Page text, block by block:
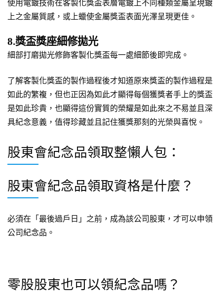
使用電鍍技術在客製化獎盃表層電鍍上不同種類金屬呈現鍍
上之金屬質感，或上蠟使金屬獎盃表面光澤呈現更佳。
8.獎盃獎座細修拋光
細部打磨拋光修飾客製化獎盃每一處細節後即完成。
了解客製化獎盃的製作過程後才知道原來獎盃的製作過程是
如此的繁複，但也正因為如此才顯得每個獲獎者手上的獎盃
是如此珍貴，也顯得這份實質的榮耀是如此來之不易並且深
具紀念意義，值得珍藏並且記住獲獎那刻的光榮與喜悅。
股東會紀念品領取整懶人包：
股東會紀念品領取資格是什麼？
必須在「最後過戶日」之前，成為該公司股東，才可以申領
公司紀念品。
零股股東也可以領紀念品嗎？